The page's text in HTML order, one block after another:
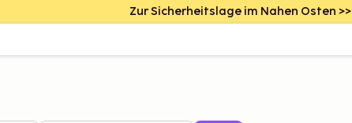
Zur Sicherheitslage im Nahen Osten >>